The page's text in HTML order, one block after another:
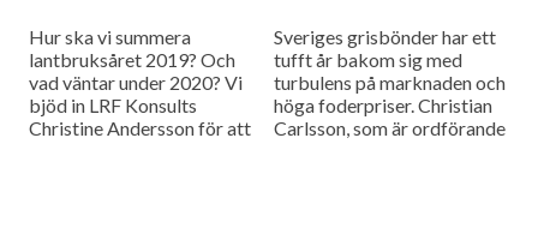
Hur ska vi summera
lantbruksåret 2019? Och
vad väntar under 2020? Vi
bjöd in LRF Konsults
Christine Andersson för att
Sveriges grisbönder har ett
tufft år bakom sig med
turbulens på marknaden och
höga foderpriser. Christian
Carlsson, som är ordförande